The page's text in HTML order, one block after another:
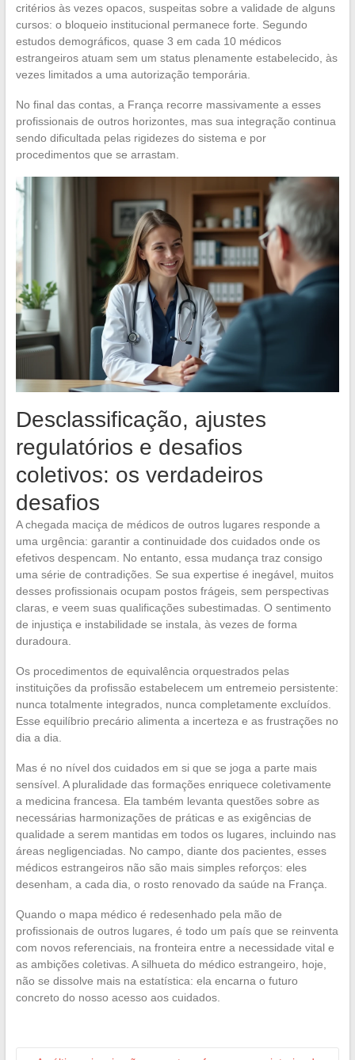
critérios às vezes opacos, suspeitas sobre a validade de alguns
cursos: o bloqueio institucional permanece forte. Segundo
estudos demográficos, quase 3 em cada 10 médicos
estrangeiros atuam sem um status plenamente estabelecido, às
vezes limitados a uma autorização temporária.
No final das contas, a França recorre massivamente a esses
profissionais de outros horizontes, mas sua integração continua
sendo dificultada pelas rigidezes do sistema e por
procedimentos que se arrastam.
Desclassificação, ajustes
regulatórios e desafios
coletivos: os verdadeiros
desafios
A chegada maciça de médicos de outros lugares responde a
uma urgência: garantir a continuidade dos cuidados onde os
efetivos despencam. No entanto, essa mudança traz consigo
uma série de contradições. Se sua expertise é inegável, muitos
desses profissionais ocupam postos frágeis, sem perspectivas
claras, e veem suas qualificações subestimadas. O sentimento
de injustiça e instabilidade se instala, às vezes de forma
duradoura.
Os procedimentos de equivalência orquestrados pelas
instituições da profissão estabelecem um entremeio persistente:
nunca totalmente integrados, nunca completamente excluídos.
Esse equilíbrio precário alimenta a incerteza e as frustrações no
dia a dia.
Mas é no nível dos cuidados em si que se joga a parte mais
sensível. A pluralidade das formações enriquece coletivamente
a medicina francesa. Ela também levanta questões sobre as
necessárias harmonizações de práticas e as exigências de
qualidade a serem mantidas em todos os lugares, incluindo nas
áreas negligenciadas. No campo, diante dos pacientes, esses
médicos estrangeiros não são mais simples reforços: eles
desenham, a cada dia, o rosto renovado da saúde na França.
Quando o mapa médico é redesenhado pela mão de
profissionais de outros lugares, é todo um país que se reinventa
com novos referenciais, na fronteira entre a necessidade vital e
as ambições coletivas. A silhueta do médico estrangeiro, hoje,
não se dissolve mais na estatística: ela encarna o futuro
concreto do nosso acesso aos cuidados.